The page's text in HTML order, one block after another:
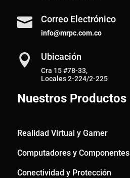
 Correo Electrónico
info@mrpc.com.co
 Ubicación
Cra 15 #78-33,
Locales 2-224/2-225
Nuestros Productos
Realidad Virtual y Gamer
Computadores y Componentes
Conectividad y Protección